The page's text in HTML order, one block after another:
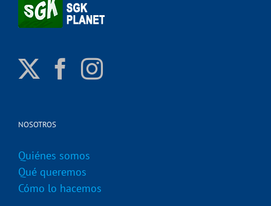
NOSOTROS
Quiénes somos
Qué queremos
Cómo lo hacemos